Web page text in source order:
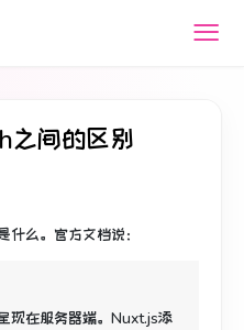
间的区别
么。 官方文档说：
在服务器端。 Nuxt.js添